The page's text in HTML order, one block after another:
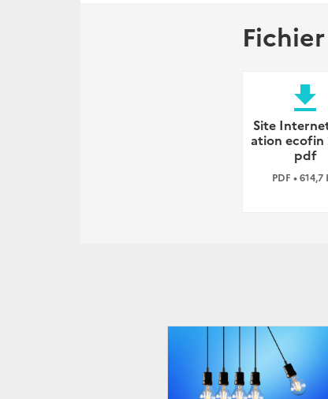
file_download
Site
ation ecofin
pdf
PDF • 614,7